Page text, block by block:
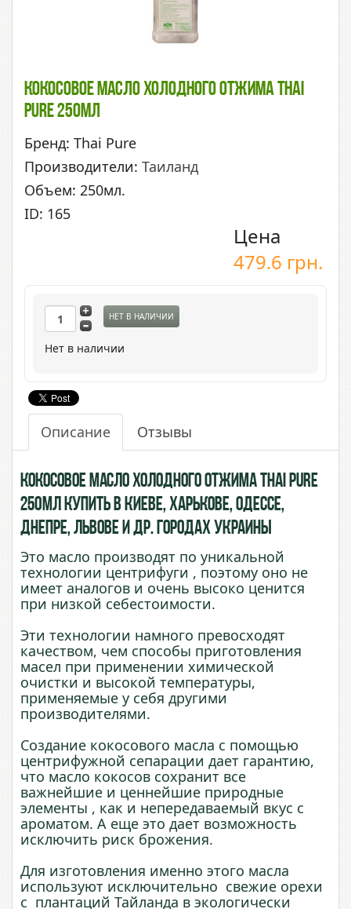
Кокосовое Масло Холодного Отжима Thai
Pure 250мл
Бренд: Thai Pure
Производители: Таиланд
Объем: 250мл.
ID: 165
Цена
479.6 грн.
НЕТ В НАЛИЧИИ
Нет в наличии
Описание Отзывы
Кокосовое масло холодного отжима Thai Pure
250мл купить в Киеве, Харькове, Одессе,
Днепре, Львове и др. городах Украины
Это масло производят по уникальной
технологии центрифуги , поэтому оно не
имеет аналогов и очень высоко ценится
при низкой себестоимости.
Эти технологии намного превосходят
качеством, чем способы приготовления
масел при применении химической
очистки и высокой температуры,
применяемые у себя другими
производителями.
Создание кокосового масла с помощью
центрифужной сепарации дает гарантию,
что масло кокосов сохранит все
важнейшие и ценнейшие природные
элементы , как и непередаваемый вкус с
ароматом. А еще это дает возможность
исключить риск брожения.
Для изготовления именно этого масла
используют исключительно свежие орехи
с плантаций Тайланда в экологически